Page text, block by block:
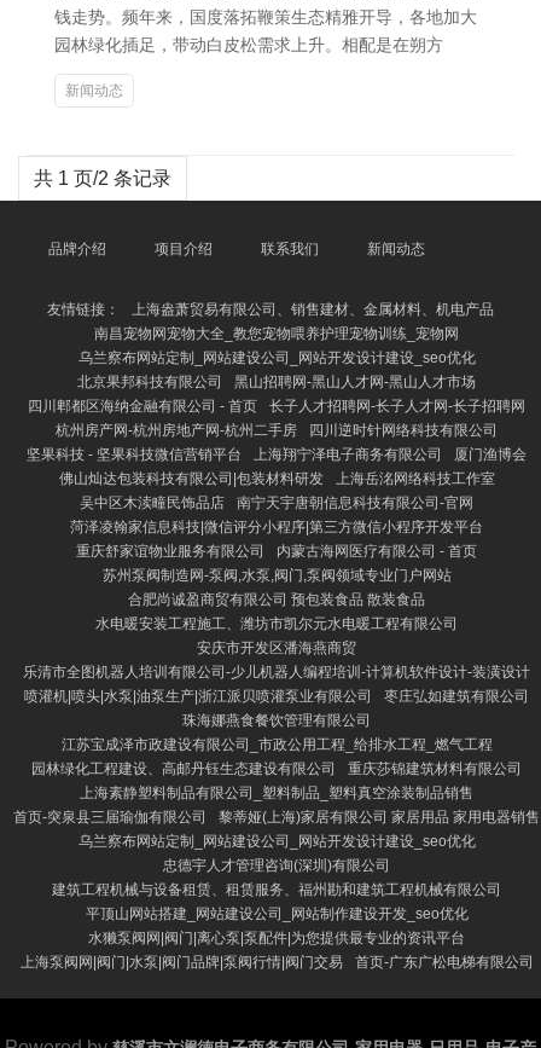
钱走势。频年来，国度落拓鞭策生态精雅开导，各地加大
园林绿化插足，带动白皮松需求上升。相配是在朔方
新闻动态
共 1 页/2 条记录
品牌介绍 项目介绍 联系我们 新闻动态
友情链接：
上海盎萧贸易有限公司、销售建材、金属材料、机电产品
南昌宠物网宠物大全_教您宠物喂养护理宠物训练_宠物网
乌兰察布网站定制_网站建设公司_网站开发设计建设_seo优化
北京果邦科技有限公司
黑山招聘网-黑山人才网-黑山人才市场
四川郫都区海纳金融有限公司 - 首页
长子人才招聘网-长子人才网-长子招聘网
杭州房产网-杭州房地产网-杭州二手房
四川逆时针网络科技有限公司
坚果科技 - 坚果科技微信营销平台
上海翔宁泽电子商务有限公司
厦门渔博会
佛山灿达包装科技有限公司|包装材料研发
上海岳洺网络科技工作室
吴中区木渎疃民饰品店
南宁天宇唐朝信息科技有限公司-官网
菏泽凌翰家信息科技|微信评分小程序|第三方微信小程序开发平台
重庆舒家谊物业服务有限公司
内蒙古海网医疗有限公司 - 首页
苏州泵阀制造网-泵阀,水泵,阀门,泵阀领域专业门户网站
合肥尚诚盈商贸有限公司 预包装食品 散装食品
水电暖安装工程施工、潍坊市凯尔元水电暖工程有限公司
安庆市开发区潘海燕商贸
乐清市全图机器人培训有限公司-少儿机器人编程培训-计算机软件设计-装潢设计
喷灌机|喷头|水泵|油泵生产|浙江派贝喷灌泵业有限公司
枣庄弘如建筑有限公司
珠海娜燕食餐饮管理有限公司
江苏宝成泽市政建设有限公司_市政公用工程_给排水工程_燃气工程
园林绿化工程建设、高邮丹钰生态建设有限公司
重庆莎锦建筑材料有限公司
上海素静塑料制品有限公司_塑料制品_塑料真空涂装制品销售
首页-突泉县三届瑜伽有限公司
黎蒂娅(上海)家居有限公司 家居用品 家用电器销售
乌兰察布网站定制_网站建设公司_网站开发设计建设_seo优化
忠德宇人才管理咨询(深圳)有限公司
建筑工程机械与设备租赁、租赁服务、福州勘和建筑工程机械有限公司
平顶山网站搭建_网站建设公司_网站制作建设开发_seo优化
水獭泵阀网|阀门|离心泵|泵配件|为您提供最专业的资讯平台
上海泵阀网|阀门|水泵|阀门品牌|泵阀行情|阀门交易
首页-广东广松电梯有限公司